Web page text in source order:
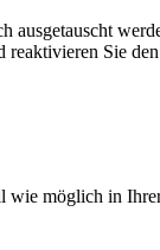
reaktivieren Sie
möglich in